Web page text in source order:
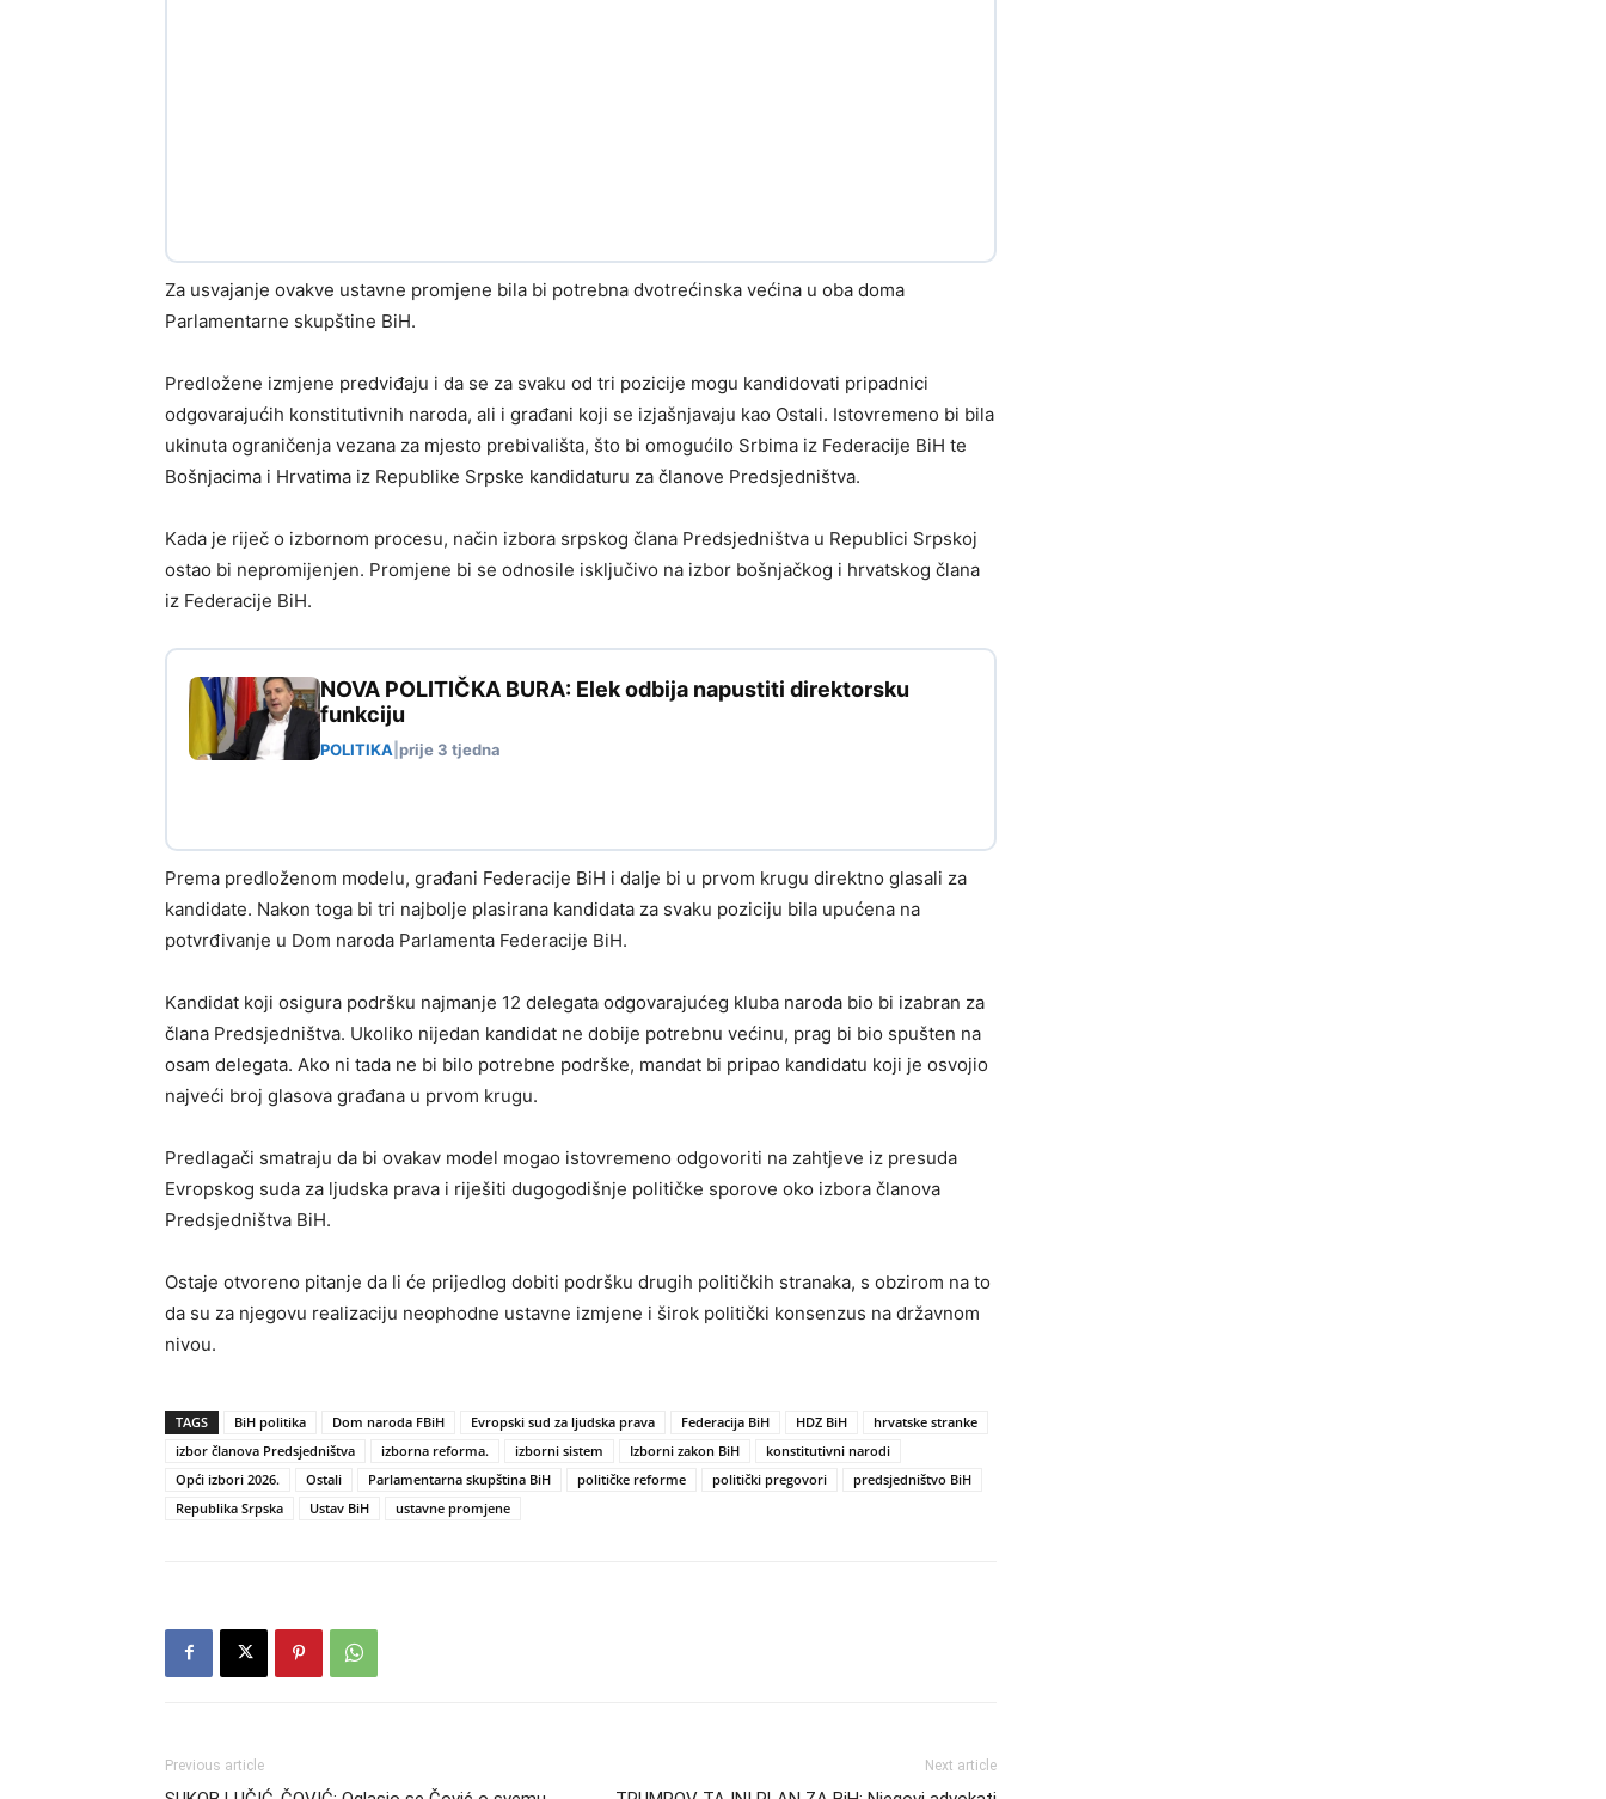
Za usvajanje ovakve ustavne promjene bila bi potrebna dvotrećinska većina u oba doma
Parlamentarne skupštine BiH.
Predložene izmjene predviđaju i da se za svaku od tri pozicije mogu kandidovati pripadnici
odgovarajućih konstitutivnih naroda, ali i građani koji se izjašnjavaju kao Ostali. Istovremeno bi bila
ukinuta ograničenja vezana za mjesto prebivališta, što bi omogućilo Srbima iz Federacije BiH te
Bošnjacima i Hrvatima iz Republike Srpske kandidaturu za članove Predsjedništva.
Kada je riječ o izbornom procesu, način izbora srpskog člana Predsjedništva u Republici Srpskoj
ostao bi nepromijenjen. Promjene bi se odnosile isključivo na izbor bošnjačkog i hrvatskog člana
iz Federacije BiH.
NOVA POLITIČKA BURA: Elek odbija napustiti direktorsku
funkciju
POLITIKA prije 3 tjedna
Prema predloženom modelu, građani Federacije BiH i dalje bi u prvom krugu direktno glasali za
kandidate. Nakon toga bi tri najbolje plasirana kandidata za svaku poziciju bila upućena na
potvrđivanje u Dom naroda Parlamenta Federacije BiH.
Kandidat koji osigura podršku najmanje 12 delegata odgovarajućeg kluba naroda bio bi izabran za
člana Predsjedništva. Ukoliko nijedan kandidat ne dobije potrebnu većinu, prag bi bio spušten na
osam delegata. Ako ni tada ne bi bilo potrebne podrške, mandat bi pripao kandidatu koji je osvojio
najveći broj glasova građana u prvom krugu.
Predlagači smatraju da bi ovakav model mogao istovremeno odgovoriti na zahtjeve iz presuda
Evropskog suda za ljudska prava i riješiti dugogodišnje političke sporove oko izbora članova
Predsjedništva BiH.
Ostaje otvoreno pitanje da li će prijedlog dobiti podršku drugih političkih stranaka, s obzirom na to
da su za njegovu realizaciju neophodne ustavne izmjene i širok politički konsenzus na državnom
nivou.
TAGS BiH politika Dom naroda FBiH Evropski sud za ljudska prava Federacija BiH HDZ BiH
hrvatske stranke
izbor članova Predsjedništva
izborna reforma. izborni sistem Izborni zakon BiH
konstitutivni narodi
Opći izbori 2026.
Ostali Parlamentarna skupština BiH političke reforme politički pregovori
predsjedništvo BiH
Republika Srpska
Ustav BiH ustavne promjene
Previous article Next article